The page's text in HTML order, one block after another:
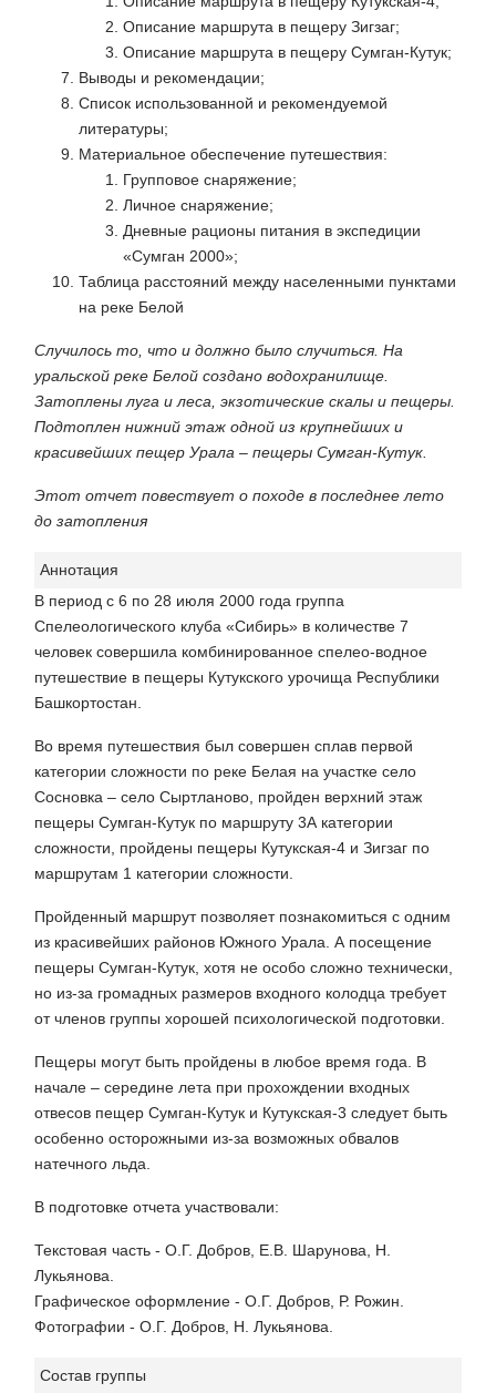
Описание маршрута в пещеру Зигзаг;
Описание маршрута в пещеру Сумган-Кутук;
Выводы и рекомендации;
Список использованной и рекомендуемой
литературы;
Материальное обеспечение путешествия:
Групповое снаряжение;
Личное снаряжение;
Дневные рационы питания в экспедиции
«Сумган 2000»;
Таблица расстояний между населенными пунктами
на реке Белой
Случилось то, что и должно было случиться. На
уральской реке Белой создано водохранилище.
Затоплены луга и леса, экзотические скалы и пещеры.
Подтоплен нижний этаж одной из крупнейших и
красивейших пещер Урала – пещеры Сумган-Кутук.
Этот отчет повествует о походе в последнее лето
до затопления
Аннотация
В период с 6 по 28 июля 2000 года группа
Спелеологического клуба «Сибирь» в количестве 7
человек совершила комбинированное спелео-водное
путешествие в пещеры Кутукского урочища Республики
Башкортостан.
Во время путешествия был совершен сплав первой
категории сложности по реке Белая на участке село
Сосновка – село Сыртланово, пройден верхний этаж
пещеры Сумган-Кутук по маршруту 3А категории
сложности, пройдены пещеры Кутукская-4 и Зигзаг по
маршрутам 1 категории сложности.
Пройденный маршрут позволяет познакомиться с одним
из красивейших районов Южного Урала. А посещение
пещеры Сумган-Кутук, хотя не особо сложно технически,
но из-за громадных размеров входного колодца требует
от членов группы хорошей психологической подготовки.
Пещеры могут быть пройдены в любое время года. В
начале – середине лета при прохождении входных
отвесов пещер Сумган-Кутук и Кутукская-3 следует быть
особенно осторожными из-за возможных обвалов
натечного льда.
В подготовке отчета участвовали:
Текстовая часть - О.Г. Добров, Е.В. Шарунова, Н.
Лукьянова.
Графическое оформление - О.Г. Добров, Р. Рожин.
Фотографии - О.Г. Добров, Н. Лукьянова.
Состав группы